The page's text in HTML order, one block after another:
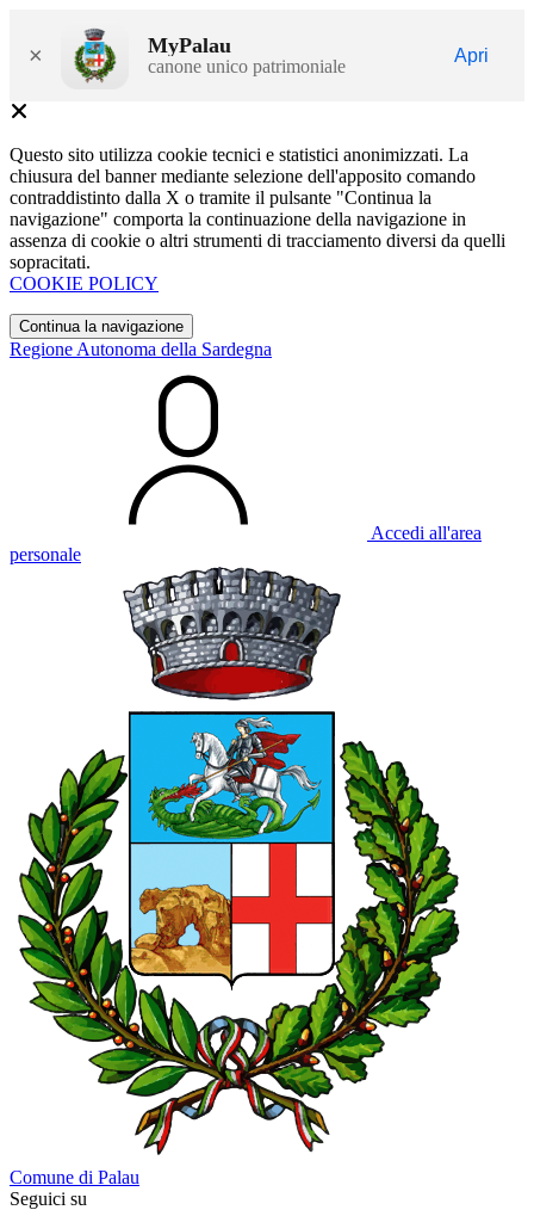
× MyPalau
canone unico patrimoniale
Apri
Questo sito utilizza cookie tecnici e statistici anonimizzati. La
chiusura del banner mediante selezione dell'apposito comando
contraddistinto dalla X o tramite il pulsante "Continua la
navigazione" comporta la continuazione della navigazione in
assenza di cookie o altri strumenti di tracciamento diversi da quelli
sopracitati.
COOKIE POLICY
Continua la navigazione
Regione Autonoma della Sardegna
Accedi all'area
personale
Comune di Palau
Seguici su